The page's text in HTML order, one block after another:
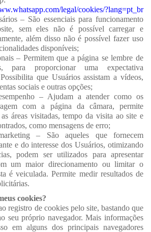
legal/cookies/?lang=pt_br
– São essenciais para funcionamento
sem eles não é possível carregar e
além disso não é possível fazer uso
disponíveis;
– Permitem que a página se lembre de
para proporcionar uma expectativa
que Usuários assistam a vídeos,
sociais e outras opções;
– Ajudam a atender como os
com a página da câmara, permite
áreas visitadas, tempo da visita ao site e
como mensagens de erro;
– São aqueles que fornecem
e do interesse dos Usuários, otimizando
podem ser utilizados para apresentar
um maior direcionamento ou limitar o
é veiculada. Permite medir resultados de
cookies?
registro de cookies pelo site, bastando que
seu próprio navegador. Mais informações
em alguns dos principais navegadores